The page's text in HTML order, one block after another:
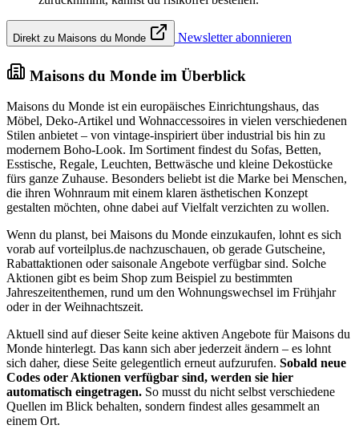
Direkt zu Maisons du Monde Newsletter abonnieren
Maisons du Monde im Überblick
Maisons du Monde ist ein europäisches Einrichtungshaus, das
Möbel, Deko-Artikel und Wohnaccessoires in vielen verschiedenen
Stilen anbietet – von vintage-inspiriert über industrial bis hin zu
modernem Boho-Look. Im Sortiment findest du Sofas, Betten,
Esstische, Regale, Leuchten, Bettwäsche und kleine Dekostücke
fürs ganze Zuhause. Besonders beliebt ist die Marke bei Menschen,
die ihren Wohnraum mit einem klaren ästhetischen Konzept
gestalten möchten, ohne dabei auf Vielfalt verzichten zu wollen.
Wenn du planst, bei Maisons du Monde einzukaufen, lohnt es sich
vorab auf vorteilplus.de nachzuschauen, ob gerade Gutscheine,
Rabattaktionen oder saisonale Angebote verfügbar sind. Solche
Aktionen gibt es beim Shop zum Beispiel zu bestimmten
Jahreszeitenthemen, rund um den Wohnungswechsel im Frühjahr
oder in der Weihnachtszeit.
Aktuell sind auf dieser Seite keine aktiven Angebote für Maisons du
Monde hinterlegt. Das kann sich aber jederzeit ändern – es lohnt
sich daher, diese Seite gelegentlich erneut aufzurufen. Sobald neue
Codes oder Aktionen verfügbar sind, werden sie hier
automatisch eingetragen. So musst du nicht selbst verschiedene
Quellen im Blick behalten, sondern findest alles gesammelt an
einem Ort.